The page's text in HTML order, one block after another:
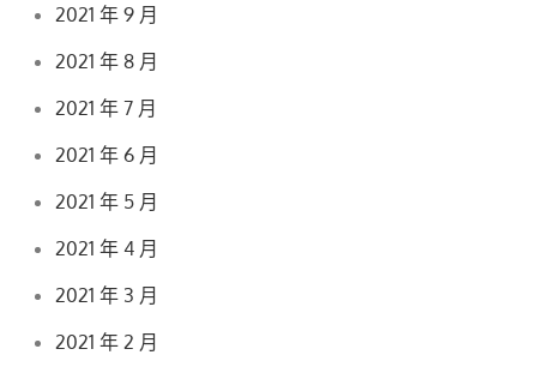
2021 年 9 月
2021 年 8 月
2021 年 7 月
2021 年 6 月
2021 年 5 月
2021 年 4 月
2021 年 3 月
2021 年 2 月